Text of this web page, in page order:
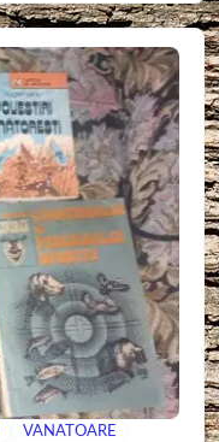
VANATOARE